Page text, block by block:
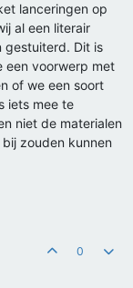
lanceringen op
al een literair
gestuiterd. Dit is
een voorwerp met
of we een soort
iets mee te
niet de materialen
zouden kunnen
0